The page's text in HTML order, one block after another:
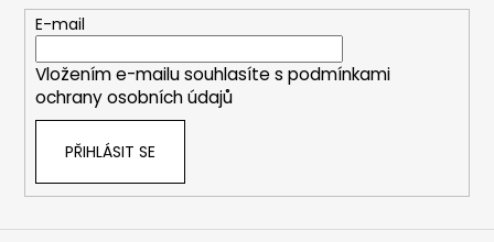
E-mail
Vložením e-mailu souhlasíte s podmínkami
ochrany osobních údajů
PŘIHLÁSIT SE